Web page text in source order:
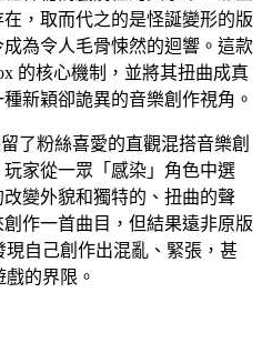
，取而代之的是怪誕變形的版
為令人毛骨悚然的迴響。這款
的核心機制，並將其扭曲成真
新穎卻詭異的音樂創作視角。
了粉絲喜愛的直觀混搭音樂創
家從一眾「感染」角色中選
變外貌和獨特的、扭曲的聲
作一首曲目，但結果遠非原版
現自己創作出混亂、緊張，甚
戲的界限。